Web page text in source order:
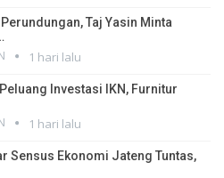
Taj Yasin Minta
1 hari lalu
Investasi IKN, Furnitur
1 hari lalu
Sensus Ekonomi Jateng Tuntas,